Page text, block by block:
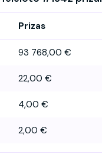
Prizas
93 768,00 €
22,00 €
4,00 €
2,00 €